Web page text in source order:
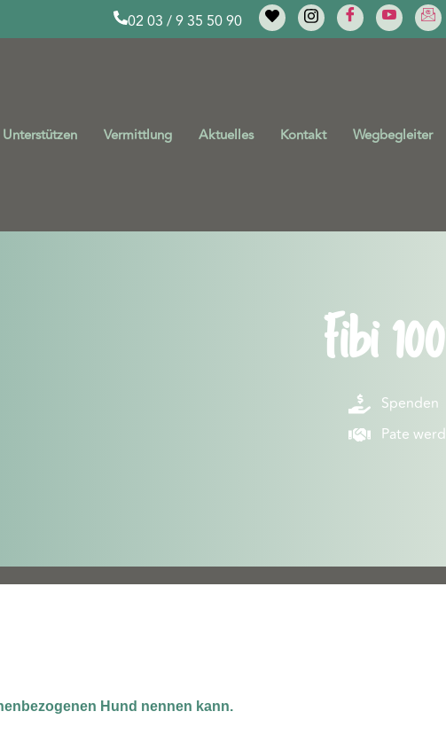
02 03 / 9 35 50 90
Vermittlung Aktuelles Kontakt Wegbegleiter
Fibi
Spenden
Pate
Hund nennen kann.